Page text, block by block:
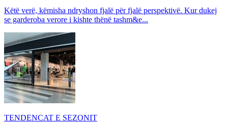
Këtë verë, këmisha ndryshon fjalë për fjalë perspektivë. Kur dukej
se garderoba verore i kishte thënë tashm&e...
TENDENCAT E SEZONIT